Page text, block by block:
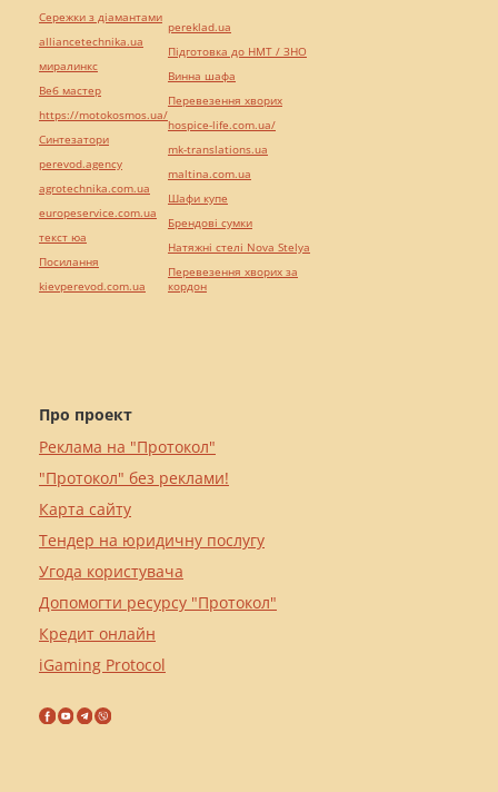
Про проект
Реклама на "Протокол"
"Протокол" без реклами!
Карта сайту
Тендер на юридичну послугу
Угода користувача
Допомогти ресурсу "Протокол"
Кредит онлайн
iGaming Protocol
Сережки з діамантами
alliancetechnika.ua
миралинкс
Веб мастер
https://motokosmos.ua/
Синтезатори
perevod.agency
agrotechnika.com.ua
europeservice.com.ua
текст юа
Посилання
kievperevod.com.ua
pereklad.ua
Підготовка до НМТ / ЗНО
Винна шафа
Перевезення хворих
hospice-life.com.ua/
mk-translations.ua
maltina.com.ua
Шафи купе
Брендові сумки
Натяжні стелі Nova Stelya
Перевезення хворих за
кордон